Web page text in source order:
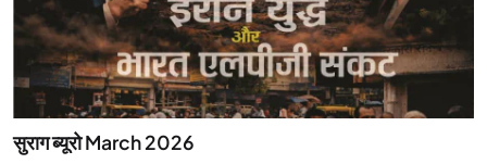
सुराग ब्यूरो March 2026